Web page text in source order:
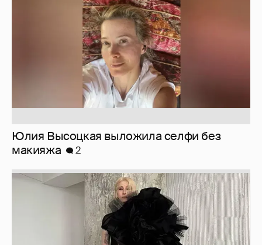
Юлия Высоцкая выложила селфи без
макияжа
2